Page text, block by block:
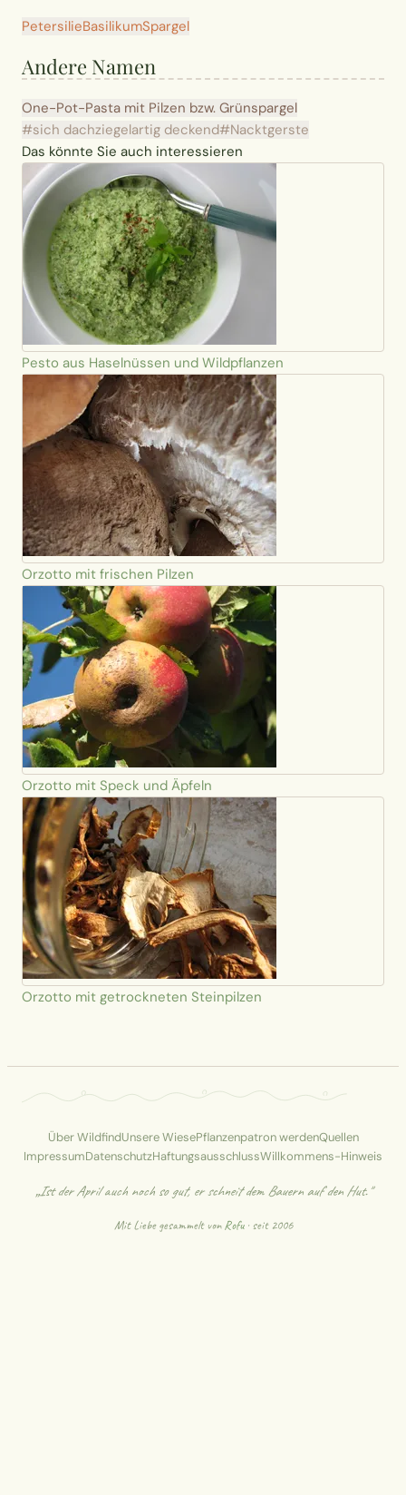
PetersilieBasilikumSpargel
Andere Namen
One-Pot-Pasta mit Pilzen bzw. Grünspargel
#sich dachziegelartig deckend#Nacktgerste
Das könnte Sie auch interessieren
Pesto aus Haselnüssen und Wildpflanzen
Orzotto mit frischen Pilzen
Orzotto mit Speck und Äpfeln
Orzotto mit getrockneten Steinpilzen
Über WildfindUnsere WiesePflanzenpatron werdenQuellen
ImpressumDatenschutzHaftungsausschlussWillkommens-Hinweis
„Ist der April auch noch so gut, er schneit dem Bauern auf den Hut."
Mit Liebe gesammelt vonRofu· seit 2006